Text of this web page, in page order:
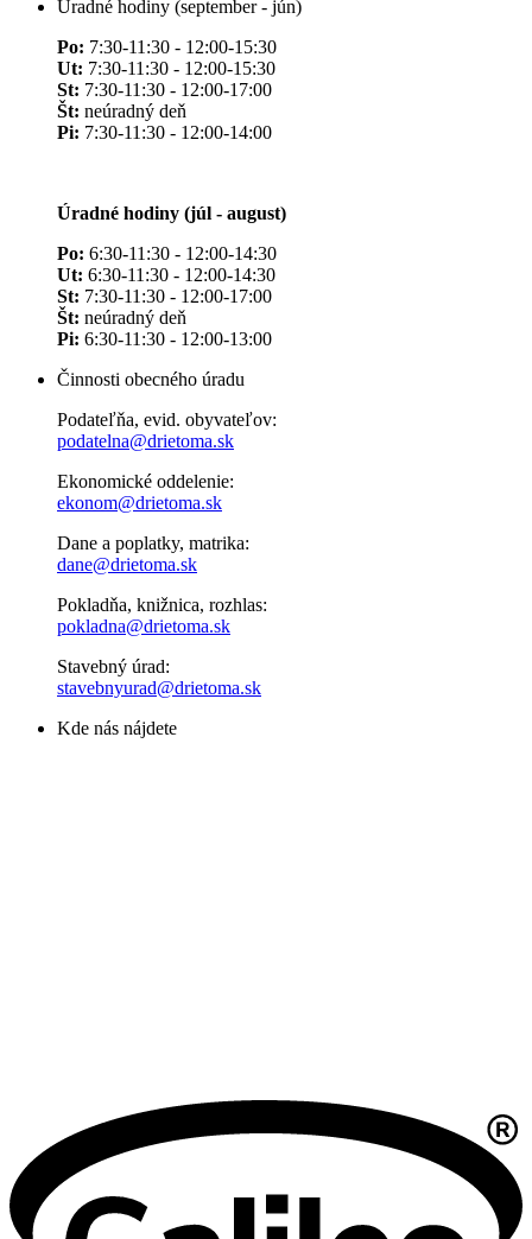
Úradné hodiny (september - jún)
Po: 7:30-11:30 - 12:00-15:30
Ut: 7:30-11:30 - 12:00-15:30
St: 7:30-11:30 - 12:00-17:00
Št: neúradný deň
Pi: 7:30-11:30 - 12:00-14:00
Úradné hodiny (júl - august)
Po: 6:30-11:30 - 12:00-14:30
Ut: 6:30-11:30 - 12:00-14:30
St: 7:30-11:30 - 12:00-17:00
Št: neúradný deň
Pi: 6:30-11:30 - 12:00-13:00
Činnosti obecného úradu
Podateľňa, evid. obyvateľov:
podatelna@drietoma.sk
Ekonomické oddelenie:
ekonom@drietoma.sk
Dane a poplatky, matrika:
dane@drietoma.sk
Pokladňa, knižnica, rozhlas:
pokladna@drietoma.sk
Stavebný úrad:
stavebnyurad@drietoma.sk
Kde nás nájdete